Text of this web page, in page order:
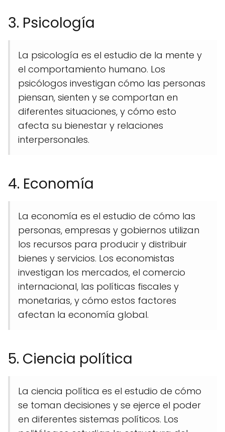
3. Psicología
La psicología es el estudio de la mente y
el comportamiento humano. Los
psicólogos investigan cómo las personas
piensan, sienten y se comportan en
diferentes situaciones, y cómo esto
afecta su bienestar y relaciones
interpersonales.
4. Economía
La economía es el estudio de cómo las
personas, empresas y gobiernos utilizan
los recursos para producir y distribuir
bienes y servicios. Los economistas
investigan los mercados, el comercio
internacional, las políticas fiscales y
monetarias, y cómo estos factores
afectan la economía global.
5. Ciencia política
La ciencia política es el estudio de cómo
se toman decisiones y se ejerce el poder
en diferentes sistemas políticos. Los